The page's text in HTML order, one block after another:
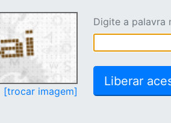
[trocar imagem]
Digite a palavra